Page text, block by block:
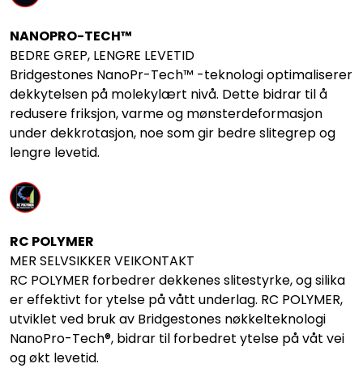
NANOPRO-TECH™
BEDRE GREP, LENGRE LEVETID
Bridgestones NanoPr-Tech™ -teknologi optimaliserer
dekkytelsen på molekylært nivå. Dette bidrar til å
redusere friksjon, varme og mønsterdeformasjon
under dekkrotasjon, noe som gir bedre slitegrep og
lengre levetid.
RC POLYMER
MER SELVSIKKER VEIKONTAKT
RC POLYMER forbedrer dekkenes slitestyrke, og silika
er effektivt for ytelse på vått underlag. RC POLYMER,
utviklet ved bruk av Bridgestones nøkkelteknologi
NanoPro-Tech®, bidrar til forbedret ytelse på våt vei
og økt levetid.